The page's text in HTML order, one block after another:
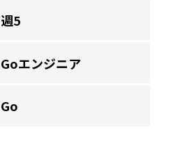
週5
Goエンジニア
Go